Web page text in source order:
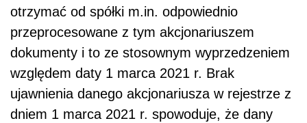
otrzymać od spółki m.in. odpowiednio
przeprocesowane z tym akcjonariuszem
dokumenty i to ze stosownym wyprzedzeniem
względem daty 1 marca 2021 r. Brak
ujawnienia danego akcjonariusza w rejestrze z
dniem 1 marca 2021 r. spowoduje, że dany